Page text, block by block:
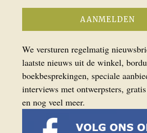
We versturen regelmatig
laatste nieuws uit de winkel,
boekbesprekingen, speciale
interviews met ontwerpsters,
en nog veel meer.